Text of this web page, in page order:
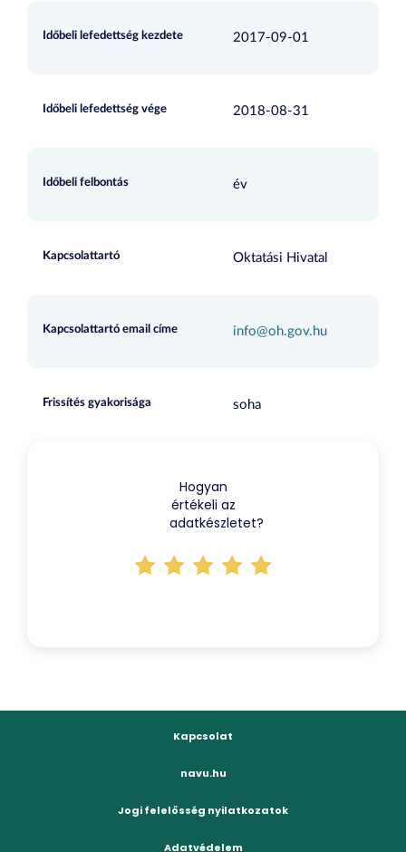
Időbeli lefedettség kezdete 2017-09-01
Időbeli lefedettség vége 2018-08-31
Időbeli felbontás év
Kapcsolattartó Oktatási Hivatal
Kapcsolattartó email címe info@oh.gov.hu
Frissítés gyakorisága soha
Hogyan
értékeli az
adatkészletet?
Kapcsolat
navu.hu
Jogi felelősség nyilatkozatok
Adatvédelem